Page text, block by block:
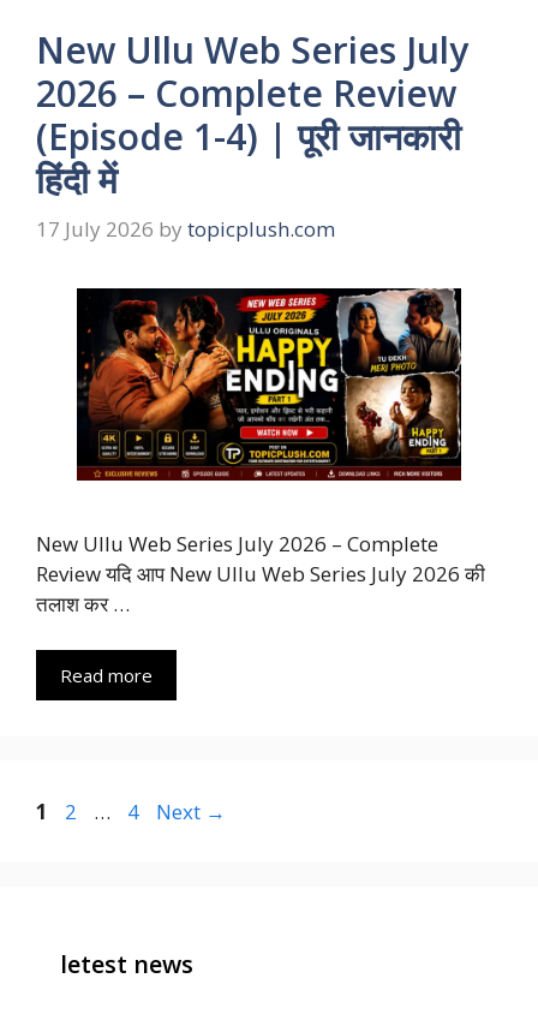
New Ullu Web Series July
2026 – Complete Review
(Episode 1-4) | पूरी जानकारी
हिंदी में
17 July 2026 by topicplush.com
New Ullu Web Series July 2026 – Complete
Review यदि आप New Ullu Web Series July 2026 की
तलाश कर …
Read more
Page
1 Page
2 … Page
4 Next →
letest news